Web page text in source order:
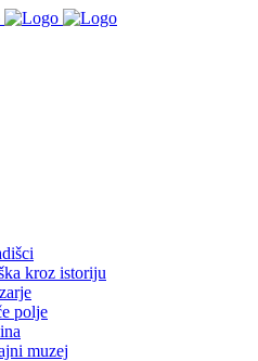
kroz istoriju
polje
muzej